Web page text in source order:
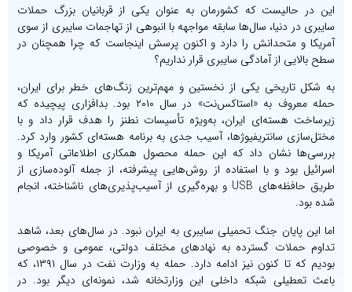
این در حالیست که کشورمان به عنوان یکی از قربانیان بزرگ حملات
سایبری در دنیا، سال‌ها سابقه مواجهه با انبوهی از تهاجمات سایبری از سوی
آمریکا و متحدانش را دارد و اکنون پرسش اینجاست که چرا همچنان در
سطح بالایی از آمادگی سایبری قرار نداریم؟
به شکل تاریخی یکی از نخستین و مهم‌ترین زنگ‌های خطر برای ایران،
حمله معروف به «استاکس‌نت» در سال ۲۰۱۰ بود. بدافزاری پیچیده که
زیرساخت هسته‌ای ایران، به‌ویژه تأسیسات نطنز را هدف قرار داد و با
مختل‌سازی سانتریفیوژها، آسیب جدی به برنامه هسته‌ای کشور وارد کرد.
بررسی‌ها نشان داد که این حمله محصول همکاری اطلاعاتی آمریکا و
اسرائیل بود و با استفاده از روش‌هایی پیشرفته، از جمله آلوده‌سازی از
طریق حافظه‌های USB و بهره‌گیری از آسیب‌پذیری‌های ناشناخته، انجام
شده بود.
اما این پایان جنگ تحمیلی سایبری به ایران نبود. در سال‌های بعد، شاهد
تداوم حملات گسترده به نهادهای مختلف دولتی، عمومی و خصوصی
بودیم که تا کنون نیز ادامه دارد. حمله به وزارت نفت در سال ۱۳۹۱، که
باعث تعطیلی شبکه داخلی این وزارتخانه شد، نمونه‌ای دیگر بود. در